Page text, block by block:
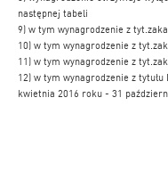
następnej tabeli
9) w tym wynagrodzenie z
10) w tym wynagrodzenie z
11) w tym wynagrodzenie z
12) w tym wynagrodzenie z
kwietnia 2016 roku - 31